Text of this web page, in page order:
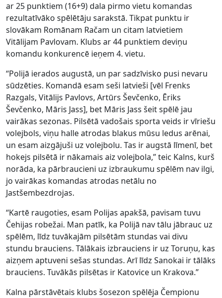
ar 25 punktiem (16+9) dala pirmo vietu komandas
rezultatīvāko spēlētāju sarakstā. Tikpat punktu ir
slovākam Romānam Račam un citam latvietiem
Vitālijam Pavlovam. Klubs ar 44 punktiem deviņu
komandu konkurencē ieņem 4. vietu.
“Polijā ierados augustā, un par sadzīvisko pusi nevaru
sūdzēties. Komandā esam seši latvieši [vēl Frenks
Razgals, Vitālijs Pavlovs, Artūrs Ševčenko, Ēriks
Ševčenko, Māris Jass], bet Māris Jass šeit spēlē jau
vairākas sezonas. Pilsētā vadošais sporta veids ir vīriešu
volejbols, viņu halle atrodas blakus mūsu ledus arēnai,
un esam aizgājuši uz volejbolu. Tas ir augstā līmenī, bet
hokejs pilsētā ir nākamais aiz volejbola,” teic Kalns, kurš
norāda, ka pārbraucieni uz izbraukumu spēlēm nav ilgi,
jo vairākas komandas atrodas netālu no
Jastšembezdrojas.
“Kartē raugoties, esam Polijas apakšā, pavisam tuvu
Čehijas robežai. Man patīk, ka Polijā nav tālu jābrauc uz
spēlēm, līdz tuvākajām pilsētām stundas vai divu
stundu brauciens. Tālākais izbrauciens ir uz Toruņu, kas
aizņem aptuveni sešas stundas. Arī līdz Sanokai ir tālāks
brauciens. Tuvākās pilsētas ir Katovice un Krakova.”
Kalna pārstāvētais klubs šosezon spēlēja Čempionu